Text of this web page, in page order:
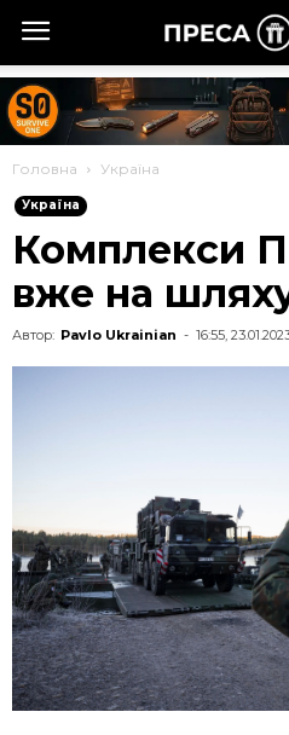
Головна Україна
Україна
Комплекси
вже на
Автор: Pavlo Ukrainian - 16:55,